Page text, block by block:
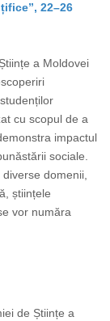
22–26
a Moldovei
cu scopul de a
impactul
sociale.
domenii,
științele
vor număra
de Științe a